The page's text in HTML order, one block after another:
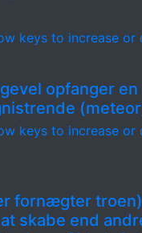
keys to increase or
keys to increase or
opfanger
fornægter
skabe end